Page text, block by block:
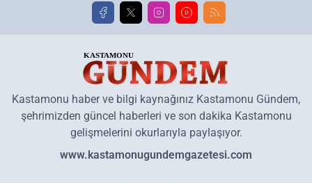
Kastamonu haber ve bilgi kaynağınız Kastamonu Gündem,
şehrimizden güncel haberleri ve son dakika Kastamonu
gelişmelerini okurlarıyla paylaşıyor.
www.kastamonugundemgazetesi.com